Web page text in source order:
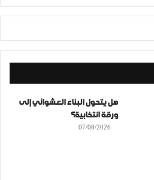
هل يتحول البناء العشوائي إلى
ورقة انتخابية؟
07/08/2026